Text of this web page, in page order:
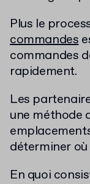
Plus le
commandes
commandes
rapidement.
Les
une méthode
déterminer
En quoi